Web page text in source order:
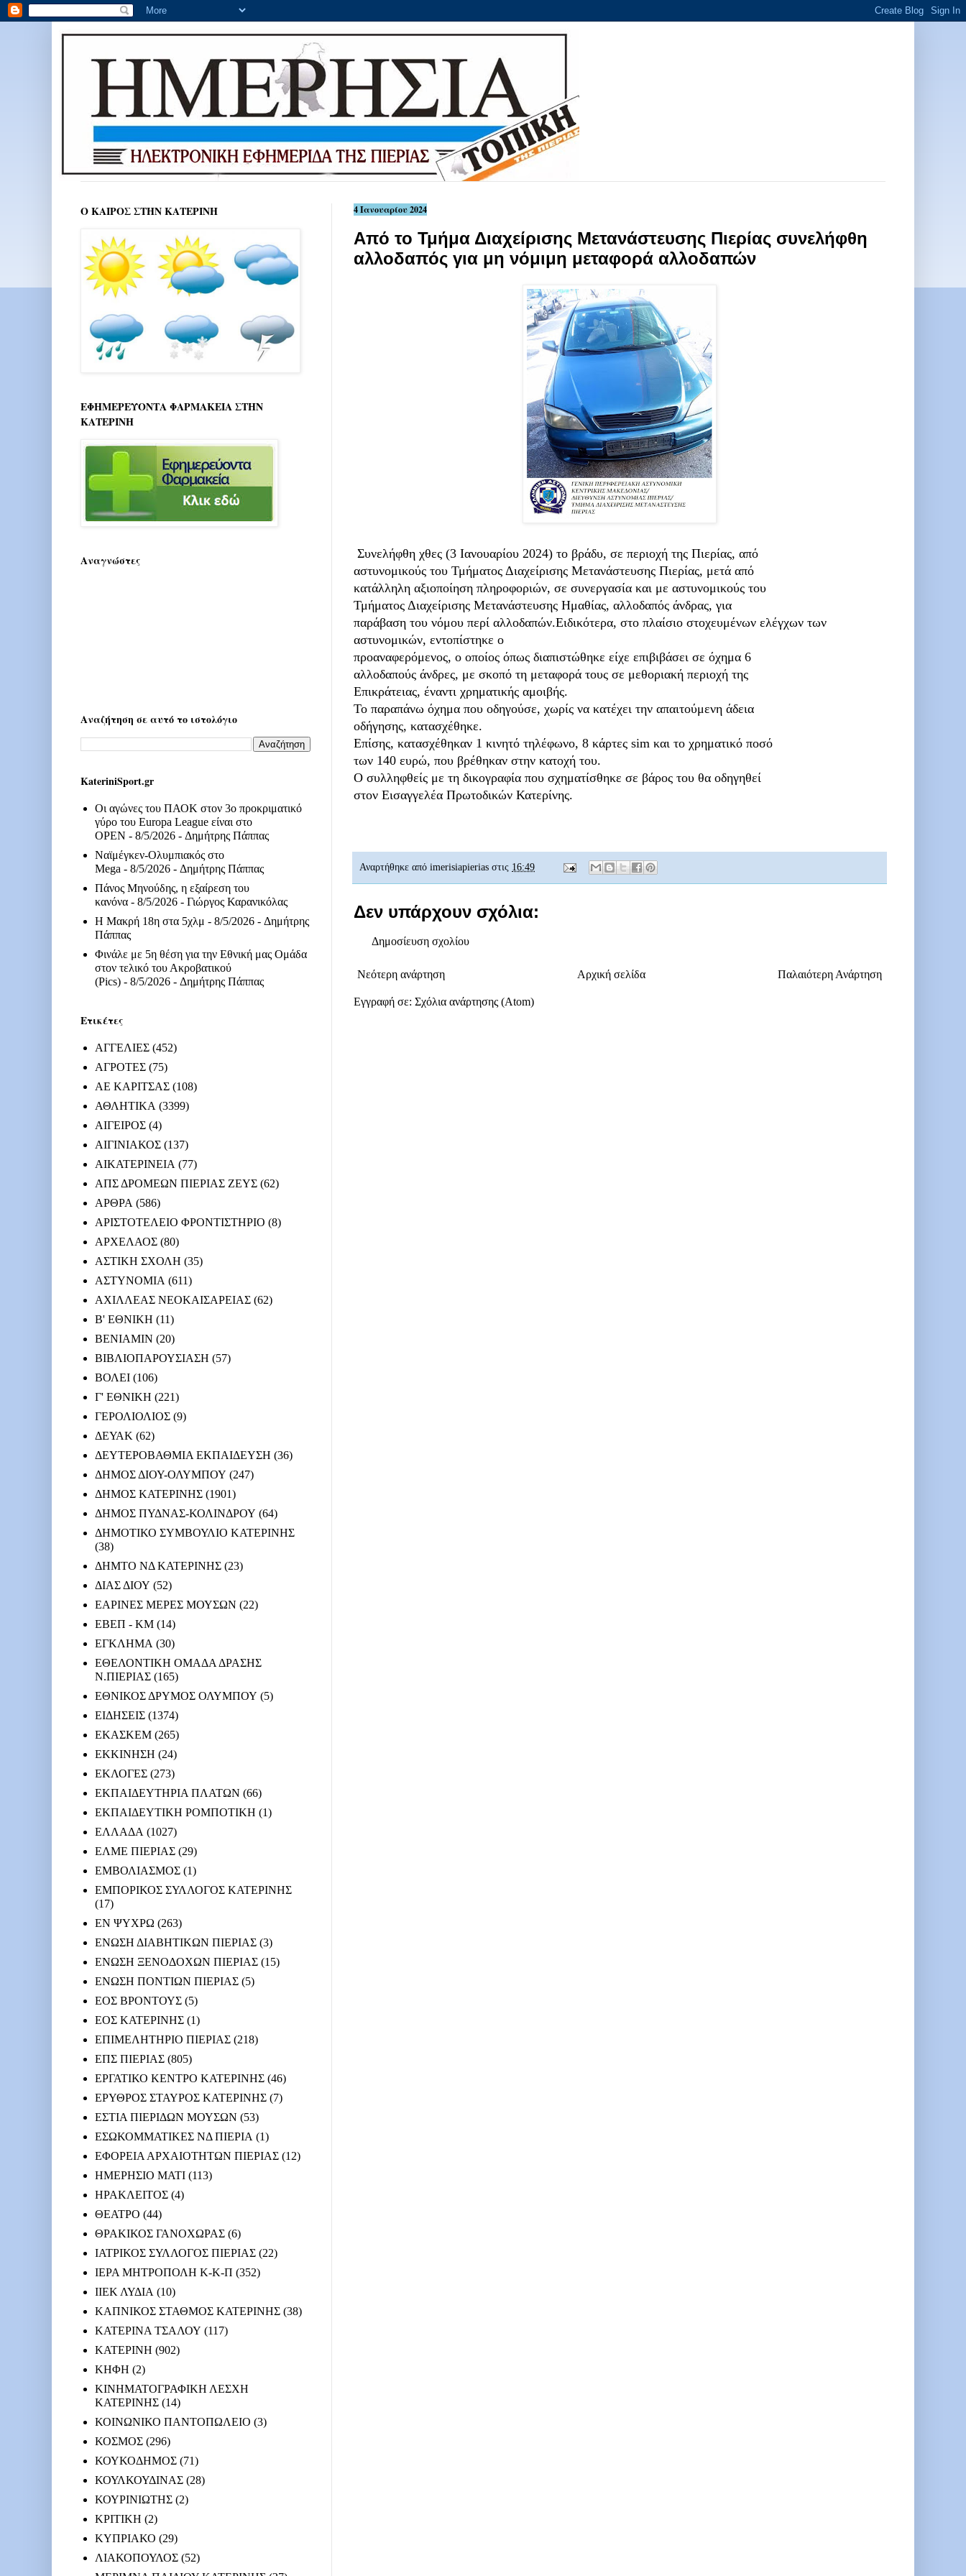
4 Ιανουαρίου 2024
Από το Τμήμα Διαχείρισης Μετανάστευσης Πιερίας συνελήφθη
αλλοδαπός για μη νόμιμη μεταφορά αλλοδαπών
Συνελήφθη χθες (3 Ιανουαρίου 2024) το βράδυ, σε περιοχή της Πιερίας, από
αστυνομικούς του Τμήματος Διαχείρισης Μετανάστευσης Πιερίας, μετά από
κατάλληλη αξιοποίηση πληροφοριών, σε συνεργασία και με αστυνομικούς του
Τμήματος Διαχείρισης Μετανάστευσης Ημαθίας, αλλοδαπός άνδρας, για
παράβαση του νόμου περί αλλοδαπών.Ειδικότερα, στο πλαίσιο στοχευμένων ελέγχων των
αστυνομικών, εντοπίστηκε ο
προαναφερόμενος, ο οποίος όπως διαπιστώθηκε είχε επιβιβάσει σε όχημα 6
αλλοδαπούς άνδρες, με σκοπό τη μεταφορά τους σε μεθοριακή περιοχή της
Επικράτειας, έναντι χρηματικής αμοιβής.
Το παραπάνω όχημα που οδηγούσε, χωρίς να κατέχει την απαιτούμενη άδεια
οδήγησης, κατασχέθηκε.
Επίσης, κατασχέθηκαν 1 κινητό τηλέφωνο, 8 κάρτες sim και το χρηματικό ποσό
των 140 ευρώ, που βρέθηκαν στην κατοχή του.
Ο συλληφθείς με τη δικογραφία που σχηματίσθηκε σε βάρος του θα οδηγηθεί
στον Εισαγγελέα Πρωτοδικών Κατερίνης.
Αναρτήθηκε από imerisiapierias στις 16:49
Δεν υπάρχουν σχόλια:
Δημοσίευση σχολίου
Νεότερη ανάρτηση Παλαιότερη Ανάρτηση
Αρχική σελίδα
Εγγραφή σε: Σχόλια ανάρτησης (Atom)
Ο ΚΑΙΡΟΣ ΣΤΗΝ ΚΑΤΕΡΙΝΗ
ΕΦΗΜΕΡΕΥΟΝΤΑ ΦΑΡΜΑΚΕΙΑ ΣΤΗΝ
ΚΑΤΕΡΙΝΗ
Αναγνώστες
Αναζήτηση σε αυτό το ιστολόγιο
KateriniSport.gr
Οι αγώνες του ΠΑΟΚ στον 3ο προκριματικό
γύρο του Europa League είναι στο
OPEN - 8/5/2026 - Δημήτρης Πάππας
Ναϊμέγκεν-Ολυμπιακός στο
Mega - 8/5/2026 - Δημήτρης Πάππας
Πάνος Μηνούδης, η εξαίρεση του
κανόνα - 8/5/2026 - Γιώργος Καρανικόλας
Η Μακρή 18η στα 5χλμ - 8/5/2026 - Δημήτρης
Πάππας
Φινάλε με 5η θέση για την Εθνική μας Ομάδα
στον τελικό του Ακροβατικού
(Pics) - 8/5/2026 - Δημήτρης Πάππας
Ετικέτες
ΑΓΓΕΛΙΕΣ (452)
ΑΓΡΟΤΕΣ (75)
ΑΕ ΚΑΡΙΤΣΑΣ (108)
ΑΘΛΗΤΙΚΑ (3399)
ΑΙΓΕΙΡΟΣ (4)
ΑΙΓΙΝΙΑΚΟΣ (137)
ΑΙΚΑΤΕΡΙΝΕΙΑ (77)
ΑΠΣ ΔΡΟΜΕΩΝ ΠΙΕΡΙΑΣ ΖΕΥΣ (62)
ΑΡΘΡΑ (586)
ΑΡΙΣΤΟΤΕΛΕΙΟ ΦΡΟΝΤΙΣΤΗΡΙΟ (8)
ΑΡΧΕΛΑΟΣ (80)
ΑΣΤΙΚΗ ΣΧΟΛΗ (35)
ΑΣΤΥΝΟΜΙΑ (611)
ΑΧΙΛΛΕΑΣ ΝΕΟΚΑΙΣΑΡΕΙΑΣ (62)
Β' ΕΘΝΙΚΗ (11)
ΒΕΝΙΑΜΙΝ (20)
ΒΙΒΛΙΟΠΑΡΟΥΣΙΑΣΗ (57)
ΒΟΛΕΙ (106)
Γ' ΕΘΝΙΚΗ (221)
ΓΕΡΟΛΙΟΛΙΟΣ (9)
ΔΕΥΑΚ (62)
ΔΕΥΤΕΡΟΒΑΘΜΙΑ ΕΚΠΑΙΔΕΥΣΗ (36)
ΔΗΜΟΣ ΔΙΟΥ-ΟΛΥΜΠΟΥ (247)
ΔΗΜΟΣ ΚΑΤΕΡΙΝΗΣ (1901)
ΔΗΜΟΣ ΠΥΔΝΑΣ-ΚΟΛΙΝΔΡΟΥ (64)
ΔΗΜΟΤΙΚΟ ΣΥΜΒΟΥΛΙΟ ΚΑΤΕΡΙΝΗΣ
(38)
ΔΗΜΤΟ ΝΔ ΚΑΤΕΡΙΝΗΣ (23)
ΔΙΑΣ ΔΙΟΥ (52)
ΕΑΡΙΝΕΣ ΜΕΡΕΣ ΜΟΥΣΩΝ (22)
ΕΒΕΠ - ΚΜ (14)
ΕΓΚΛΗΜΑ (30)
ΕΘΕΛΟΝΤΙΚΗ ΟΜΑΔΑ ΔΡΑΣΗΣ
Ν.ΠΙΕΡΙΑΣ (165)
ΕΘΝΙΚΟΣ ΔΡΥΜΟΣ ΟΛΥΜΠΟΥ (5)
ΕΙΔΗΣΕΙΣ (1374)
ΕΚΑΣΚΕΜ (265)
ΕΚΚΙΝΗΣΗ (24)
ΕΚΛΟΓΕΣ (273)
ΕΚΠΑΙΔΕΥΤΗΡΙΑ ΠΛΑΤΩΝ (66)
ΕΚΠΑΙΔΕΥΤΙΚΗ ΡΟΜΠΟΤΙΚΗ (1)
ΕΛΛΑΔΑ (1027)
ΕΛΜΕ ΠΙΕΡΙΑΣ (29)
ΕΜΒΟΛΙΑΣΜΟΣ (1)
ΕΜΠΟΡΙΚΟΣ ΣΥΛΛΟΓΟΣ ΚΑΤΕΡΙΝΗΣ
(17)
ΕΝ ΨΥΧΡΩ (263)
ΕΝΩΣΗ ΔΙΑΒΗΤΙΚΩΝ ΠΙΕΡΙΑΣ (3)
ΕΝΩΣΗ ΞΕΝΟΔΟΧΩΝ ΠΙΕΡΙΑΣ (15)
ΕΝΩΣΗ ΠΟΝΤΙΩΝ ΠΙΕΡΙΑΣ (5)
ΕΟΣ ΒΡΟΝΤΟΥΣ (5)
ΕΟΣ ΚΑΤΕΡΙΝΗΣ (1)
ΕΠΙΜΕΛΗΤΗΡΙΟ ΠΙΕΡΙΑΣ (218)
ΕΠΣ ΠΙΕΡΙΑΣ (805)
ΕΡΓΑΤΙΚΟ ΚΕΝΤΡΟ ΚΑΤΕΡΙΝΗΣ (46)
ΕΡΥΘΡΟΣ ΣΤΑΥΡΟΣ ΚΑΤΕΡΙΝΗΣ (7)
ΕΣΤΙΑ ΠΙΕΡΙΔΩΝ ΜΟΥΣΩΝ (53)
ΕΣΩΚΟΜΜΑΤΙΚΕΣ ΝΔ ΠΙΕΡΙΑ (1)
ΕΦΟΡΕΙΑ ΑΡΧΑΙΟΤΗΤΩΝ ΠΙΕΡΙΑΣ (12)
ΗΜΕΡΗΣΙΟ ΜΑΤΙ (113)
ΗΡΑΚΛΕΙΤΟΣ (4)
ΘΕΑΤΡΟ (44)
ΘΡΑΚΙΚΟΣ ΓΑΝΟΧΩΡΑΣ (6)
ΙΑΤΡΙΚΟΣ ΣΥΛΛΟΓΟΣ ΠΙΕΡΙΑΣ (22)
ΙΕΡΑ ΜΗΤΡΟΠΟΛΗ Κ-Κ-Π (352)
ΙΙΕΚ ΛΥΔΙΑ (10)
ΚΑΠΝΙΚΟΣ ΣΤΑΘΜΟΣ ΚΑΤΕΡΙΝΗΣ (38)
ΚΑΤΕΡΙΝΑ ΤΣΑΛΟΥ (117)
ΚΑΤΕΡΙΝΗ (902)
ΚΗΦΗ (2)
ΚΙΝΗΜΑΤΟΓΡΑΦΙΚΗ ΛΕΣΧΗ
ΚΑΤΕΡΙΝΗΣ (14)
ΚΟΙΝΩΝΙΚΟ ΠΑΝΤΟΠΩΛΕΙΟ (3)
ΚΟΣΜΟΣ (296)
ΚΟΥΚΟΔΗΜΟΣ (71)
ΚΟΥΛΚΟΥΔΙΝΑΣ (28)
ΚΟΥΡΙΝΙΩΤΗΣ (2)
ΚΡΙΤΙΚΗ (2)
ΚΥΠΡΙΑΚΟ (29)
ΛΙΑΚΟΠΟΥΛΟΣ (52)